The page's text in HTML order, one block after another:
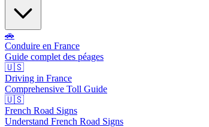
🚗
Conduire en France
Guide complet des péages
🇺🇸
Driving in France
Comprehensive Toll Guide
🇺🇸
French Road Signs
Understand French Road Signs